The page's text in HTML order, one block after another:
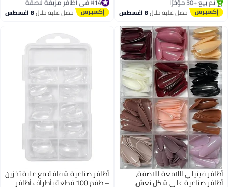
#3 في غراء الأظافر الصناعية
توصيل مجاني
تم بيع +30 مؤخرًا
#3 في غراء الأظافر الصناعية
احصل عليه خلال8 اغسطس ومتينة لإطلاله أنيقة، لون شفاف،
100 قطعة
توصيل مجاني
#14 في أظافر مزيفة لاصقة احصل عليه خلال8 اغسطس
أظافر فيتيلي اللامعة اللاصقة،
أظافر صناعية على شكل نعش،
أظافر صناعية شفافة مع علبة تخزين
– طقم 100 قطعة بأطراف أظافر